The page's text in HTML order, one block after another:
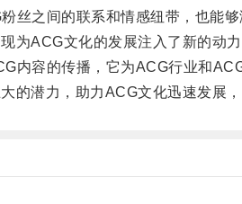
之间的联系和情感纽带，也能够
ACG文化的发展注入了新的动力
容的传播，它为ACG行业和ACG
潜力，助力ACG文化迅速发展，